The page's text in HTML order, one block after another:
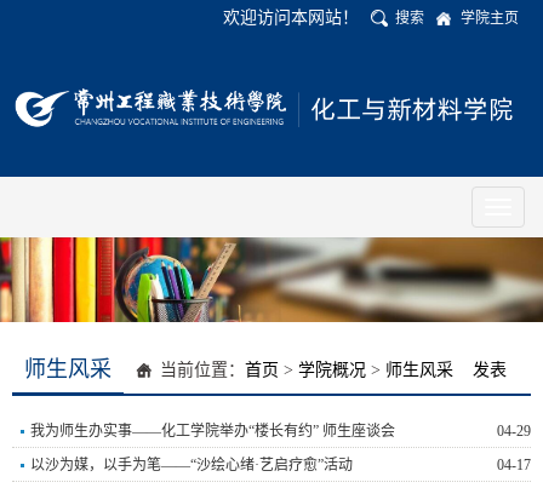
欢迎访问本网站！ 搜索 学院主页
师生风采 当前位置： 首页 > 学院概况 > 师生风采 发表
04-29
我为师生办实事——化工学院举办“楼长有约” 师生座谈会
04-17
以沙为媒，以手为笔——“沙绘心绪·艺启疗愈”活动